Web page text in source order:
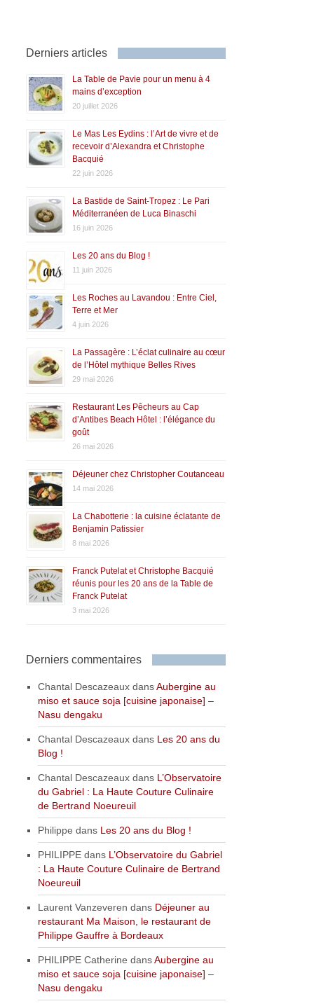
Derniers articles
La Table de Pavie pour un menu à 4
mains d’exception
20 juillet 2026
Le Mas Les Eydins : l’Art de vivre et de
recevoir d’Alexandra et Christophe
Bacquié
22 juin 2026
La Bastide de Saint-Tropez : Le Pari
Méditerranéen de Luca Binaschi
16 juin 2026
Les 20 ans du Blog !
11 juin 2026
Les Roches au Lavandou : Entre Ciel,
Terre et Mer
4 juin 2026
La Passagère : L’éclat culinaire au cœur
de l’Hôtel mythique Belles Rives
29 mai 2026
Restaurant Les Pêcheurs au Cap
d’Antibes Beach Hôtel : l’élégance du
goût
26 mai 2026
Déjeuner chez Christopher Coutanceau
14 mai 2026
La Chabotterie : la cuisine éclatante de
Benjamin Patissier
8 mai 2026
Franck Putelat et Christophe Bacquié
réunis pour les 20 ans de la Table de
Franck Putelat
3 mai 2026
Derniers commentaires
Chantal Descazeaux dansAubergine au
miso et sauce soja [cuisine japonaise] –
Nasu dengaku
Chantal Descazeaux dans Les 20 ans du
Blog !
Chantal Descazeaux dans L’Observatoire
du Gabriel : La Haute Couture Culinaire
de Bertrand Noeureuil
Philippe dans Les 20 ans du Blog !
PHILIPPE dans L’Observatoire du Gabriel
: La Haute Couture Culinaire de Bertrand
Noeureuil
Laurent Vanzeveren dans Déjeuner au
restaurant Ma Maison, le restaurant de
Philippe Gauffre à Bordeaux
PHILIPPE Catherine dansAubergine au
miso et sauce soja [cuisine japonaise] –
Nasu dengaku